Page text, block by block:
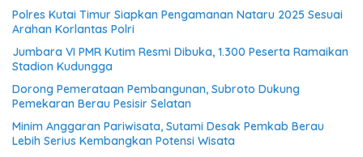
Polres Kutai Timur Siapkan Pengamanan Nataru 2025 Sesuai
Arahan Korlantas Polri
Jumbara VI PMR Kutim Resmi Dibuka, 1.300 Peserta Ramaikan
Stadion Kudungga
Dorong Pemerataan Pembangunan, Subroto Dukung
Pemekaran Berau Pesisir Selatan
Minim Anggaran Pariwisata, Sutami Desak Pemkab Berau
Lebih Serius Kembangkan Potensi Wisata